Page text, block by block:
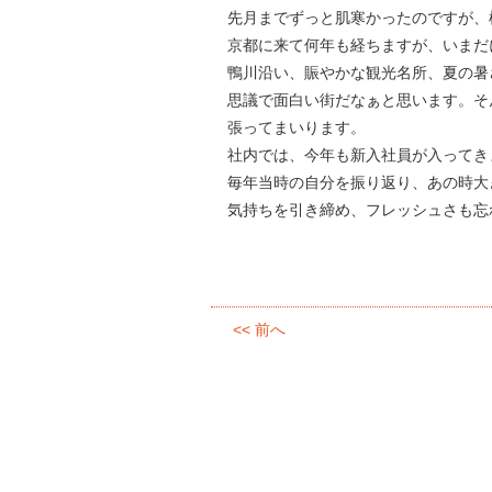
先月までずっと肌寒かったのですが
京都に来て何年も経ちますが、いま
鴨川沿い、賑やかな観光名所、夏の
思議で面白い街だなぁと思います。
張ってまいります。
社内では、今年も新入社員が入って
毎年当時の自分を振り返り、あの時
気持ちを引き締め、フレッシュさも
<< 前へ